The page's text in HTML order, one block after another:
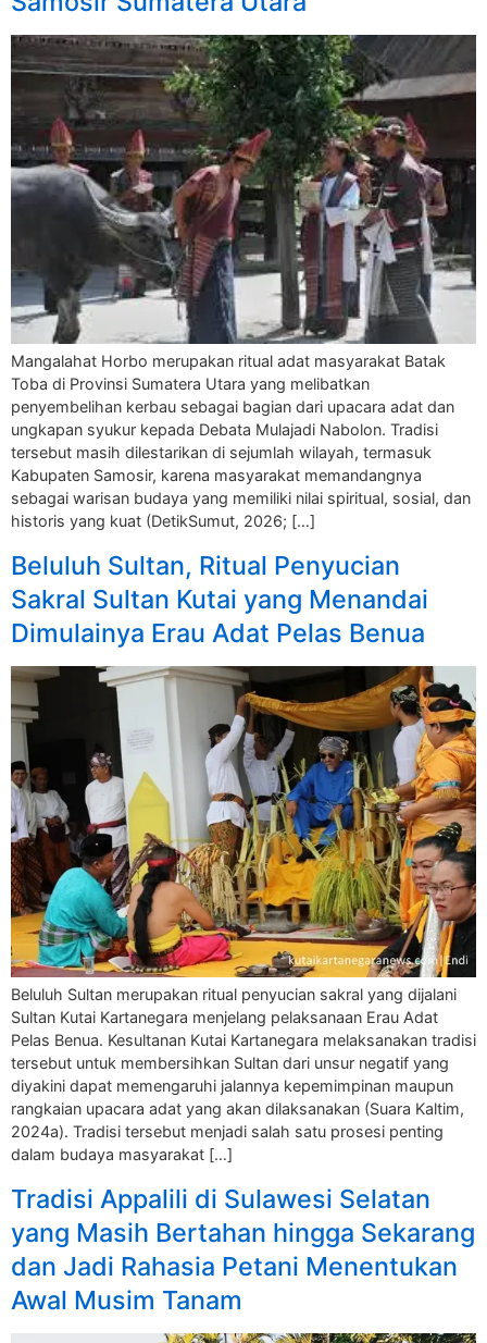
Mangalahat Horbo merupakan ritual adat masyarakat Batak
Toba di Provinsi Sumatera Utara yang melibatkan
penyembelihan kerbau sebagai bagian dari upacara adat dan
ungkapan syukur kepada Debata Mulajadi Nabolon. Tradisi
tersebut masih dilestarikan di sejumlah wilayah, termasuk
Kabupaten Samosir, karena masyarakat memandangnya
sebagai warisan budaya yang memiliki nilai spiritual, sosial, dan
historis yang kuat (DetikSumut, 2026; […]
Beluluh Sultan, Ritual Penyucian
Sakral Sultan Kutai yang Menandai
Dimulainya Erau Adat Pelas Benua
Beluluh Sultan merupakan ritual penyucian sakral yang dijalani
Sultan Kutai Kartanegara menjelang pelaksanaan Erau Adat
Pelas Benua. Kesultanan Kutai Kartanegara melaksanakan tradisi
tersebut untuk membersihkan Sultan dari unsur negatif yang
diyakini dapat memengaruhi jalannya kepemimpinan maupun
rangkaian upacara adat yang akan dilaksanakan (Suara Kaltim,
2024a). Tradisi tersebut menjadi salah satu prosesi penting
dalam budaya masyarakat […]
Tradisi Appalili di Sulawesi Selatan
yang Masih Bertahan hingga Sekarang
dan Jadi Rahasia Petani Menentukan
Awal Musim Tanam